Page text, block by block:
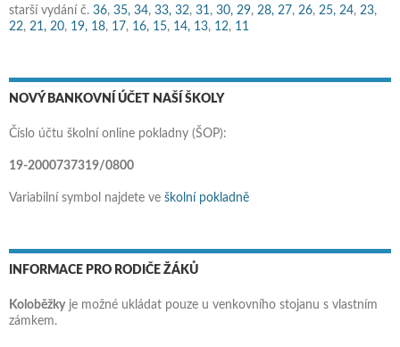
starší vydání č. 36, 35, 34, 33, 32, 31, 30, 29, 28, 27, 26, 25, 24, 23,
22, 21, 20, 19, 18, 17, 16, 15, 14, 13, 12, 11
NOVÝ BANKOVNÍ ÚČET NAŠÍ ŠKOLY
Číslo účtu školní online pokladny (ŠOP):
19-2000737319/0800
Variabilní symbol najdete ve školní pokladně
INFORMACE PRO RODIČE ŽÁKŮ
Koloběžkyje možné ukládat pouze u venkovního stojanu s vlastním
zámkem.